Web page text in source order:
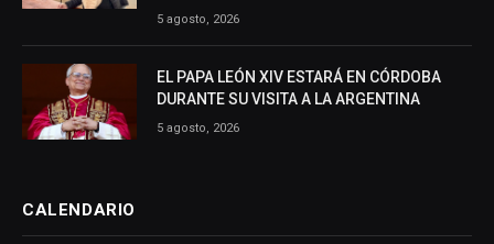
5 agosto, 2026
EL PAPA LEÓN XIV ESTARÁ EN CÓRDOBA
DURANTE SU VISITA A LA ARGENTINA
5 agosto, 2026
CALENDARIO